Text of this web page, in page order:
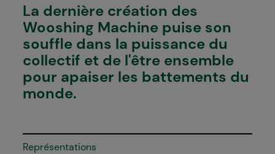
La dernière création des
Wooshing Machine puise son
souffle dans la puissance du
collectif et de l'être ensemble
pour apaiser les battements du
monde.
Représentations